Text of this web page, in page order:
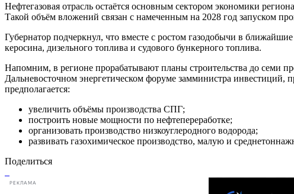
Нефтегазовая отрасль остаётся основным сектором экономики
Такой объём вложений связан с намеченным на 2028 год запуском
Губернатор подчеркнул, что вместе с ростом газодобычи в
керосина, дизельного топлива и судового бункерного топлива.
Напомним, в регионе прорабатывают планы строительства до семи
Дальневосточном энергетическом форуме замминистра
предполагается:
увеличить объёмы производства СПГ;
построить новые мощности по нефтепереработке;
организовать производство низкоуглеродного водорода;
развивать газохимическое производство, малую и
Поделиться
РЕКЛАМА